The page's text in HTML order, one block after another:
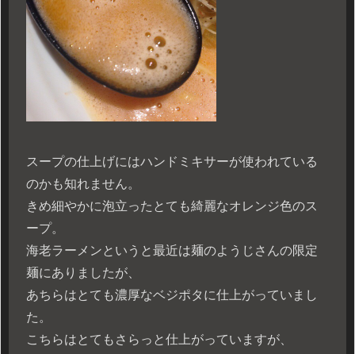
スープの仕上げにはハンドミキサーが使われている
のかも知れません。
きめ細やかに泡立ったとても綺麗なオレンジ色のス
ープ。
海老ラーメンというと最近は麺のようじさんの限定
麺にありましたが、
あちらはとても濃厚なベジポタに仕上がっていまし
た。
こちらはとてもさらっと仕上がっていますが、